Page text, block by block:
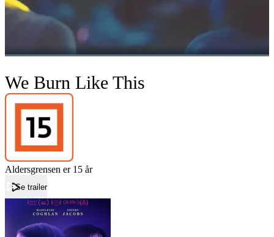
We Burn Like This
Aldersgrensen er 15 år
Se trailer
ForsideWe Burn Like This